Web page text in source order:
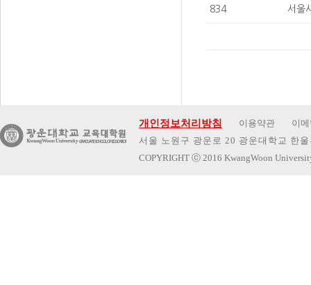
834 서울
개인정보처리방침 이용약관
이
서울 노원구 광운로 20 광운대학교 한
COPYRIGHT ⓒ 2016 KwangWoon